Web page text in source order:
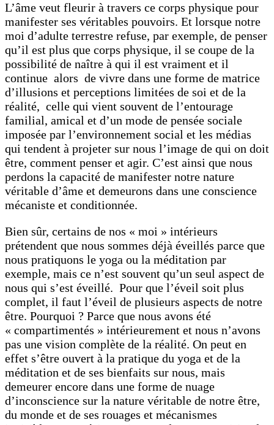
L’âme veut fleurir à travers ce corps physique pour
manifester ses véritables pouvoirs. Et lorsque notre
moi d’adulte terrestre refuse, par exemple, de penser
qu’il est plus que corps physique, il se coupe de la
possibilité de naître à qui il est vraiment et il
continue alors de vivre dans une forme de matrice
d’illusions et perceptions limitées de soi et de la
réalité, celle qui vient souvent de l’entourage
familial, amical et d’un mode de pensée sociale
imposée par l’environnement social et les médias
qui tendent à projeter sur nous l’image de qui on doit
être, comment penser et agir. C’est ainsi que nous
perdons la capacité de manifester notre nature
véritable d’âme et demeurons dans une conscience
mécaniste et conditionnée.
Bien sûr, certains de nos « moi » intérieurs
prétendent que nous sommes déjà éveillés parce que
nous pratiquons le yoga ou la méditation par
exemple, mais ce n’est souvent qu’un seul aspect de
nous qui s’est éveillé. Pour que l’éveil soit plus
complet, il faut l’éveil de plusieurs aspects de notre
être. Pourquoi ? Parce que nous avons été
« compartimentés » intérieurement et nous n’avons
pas une vision complète de la réalité. On peut en
effet s’être ouvert à la pratique du yoga et de la
méditation et de ses bienfaits sur nous, mais
demeurer encore dans une forme de nuage
d’inconscience sur la nature véritable de notre être,
du monde et de ses rouages et mécanismes